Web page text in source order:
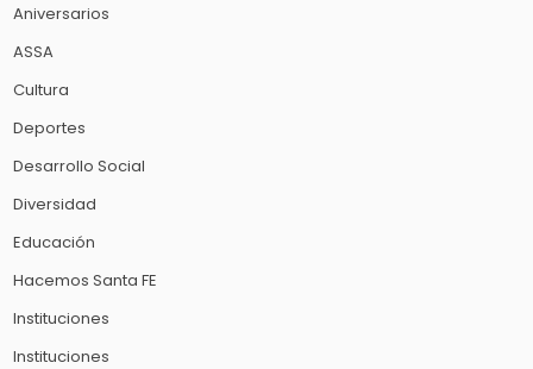
Aniversarios
ASSA
Cultura
Deportes
Desarrollo Social
Diversidad
Educación
Hacemos Santa FE
Instituciones
Instituciones